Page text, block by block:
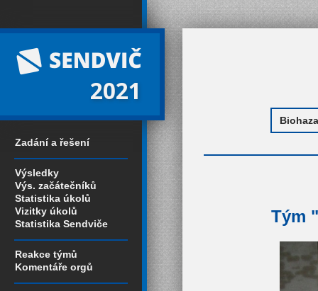
2021
Zadání a řešení
Výsledky
Výs. začátečníků
Statistika úkolů
Vizitky úkolů
Statistika Sendviče
Reakce týmů
Komentáře orgů
Tým